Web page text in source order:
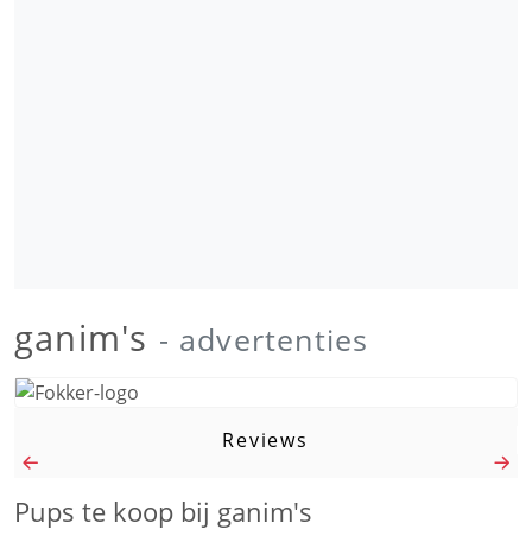
ganim's - advertenties
Reviews
Pups te koop bij ganim's